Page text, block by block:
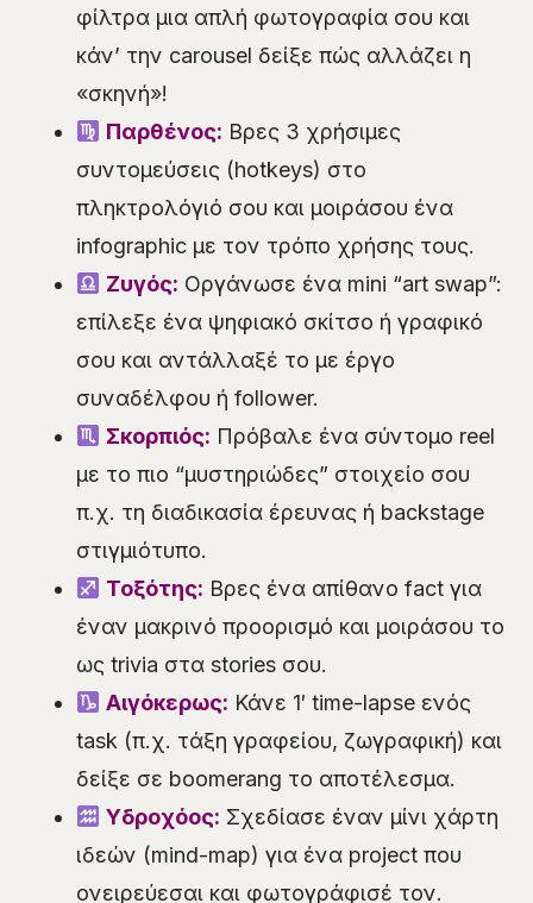
φίλτρα μια απλή φωτογραφία σου και
κάν’ την carousel δείξε πώς αλλάζει η
«σκηνή»!
Παρθένος: Βρες 3 χρήσιμες
συντομεύσεις (hotkeys) στο
πληκτρολόγιό σου και μοιράσου ένα
infographic με τον τρόπο χρήσης τους.
Ζυγός: Οργάνωσε ένα mini “art swap”:
επίλεξε ένα ψηφιακό σκίτσο ή γραφικό
σου και αντάλλαξέ το με έργο
συναδέλφου ή follower.
Σκορπιός: Πρόβαλε ένα σύντομο reel
με το πιο “μυστηριώδες” στοιχείο σου
π.χ. τη διαδικασία έρευνας ή backstage
στιγμιότυπο.
Τοξότης: Βρες ένα απίθανο fact για
έναν μακρινό προορισμό και μοιράσου το
ως trivia στα stories σου.
Αιγόκερως: Κάνε 1′ time-lapse ενός
task (π.χ. τάξη γραφείου, ζωγραφική) και
δείξε σε boomerang το αποτέλεσμα.
Υδροχόος: Σχεδίασε έναν μίνι χάρτη
ιδεών (mind-map) για ένα project που
ονειρεύεσαι και φωτογράφισέ τον.